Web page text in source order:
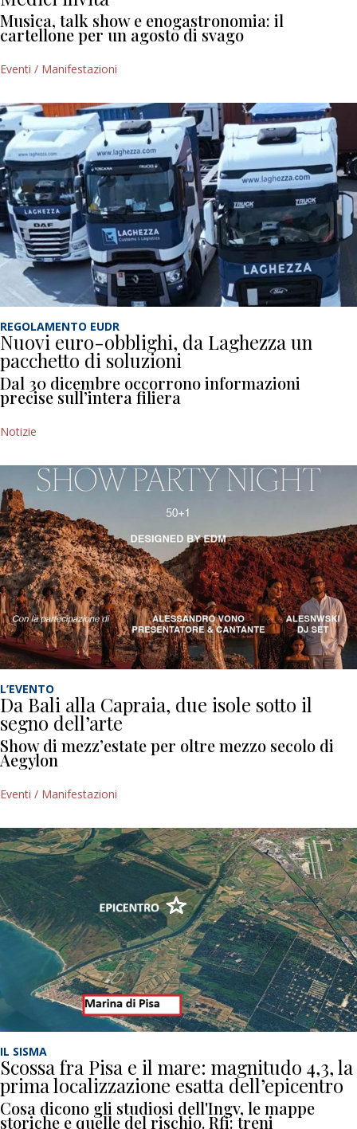
Musica, talk show e enogastronomia: il
cartellone per un agosto di svago
Eventi / Manifestazioni
REGOLAMENTO EUDR
Nuovi euro-obblighi, da Laghezza un
pacchetto di soluzioni
Dal 30 dicembre occorrono informazioni
precise sull’intera filiera
Notizie
L’EVENTO
Da Bali alla Capraia, due isole sotto il
segno dell’arte
Show di mezz’estate per oltre mezzo secolo di
Aegylon
Eventi / Manifestazioni
IL SISMA
Scossa fra Pisa e il mare: magnitudo 4,3, la
prima localizzazione esatta dell’epicentro
Cosa dicono gli studiosi dell'Ingv, le mappe
storiche e quelle del rischio. Rfi: treni